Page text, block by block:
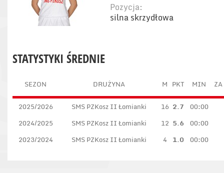
Pozycja:
silna skrzydłowa
STATYSTYKI ŚREDNIE
SEZON DRUŻYNA M PKT MIN
2025/2026 SMS PZKosz II Łomianki 16 2.7 00:00
2024/2025
SMS PZKosz II Łomianki 12 5.6 00:00
2023/2024
SMS PZKosz II Łomianki 4 1.0 00:00